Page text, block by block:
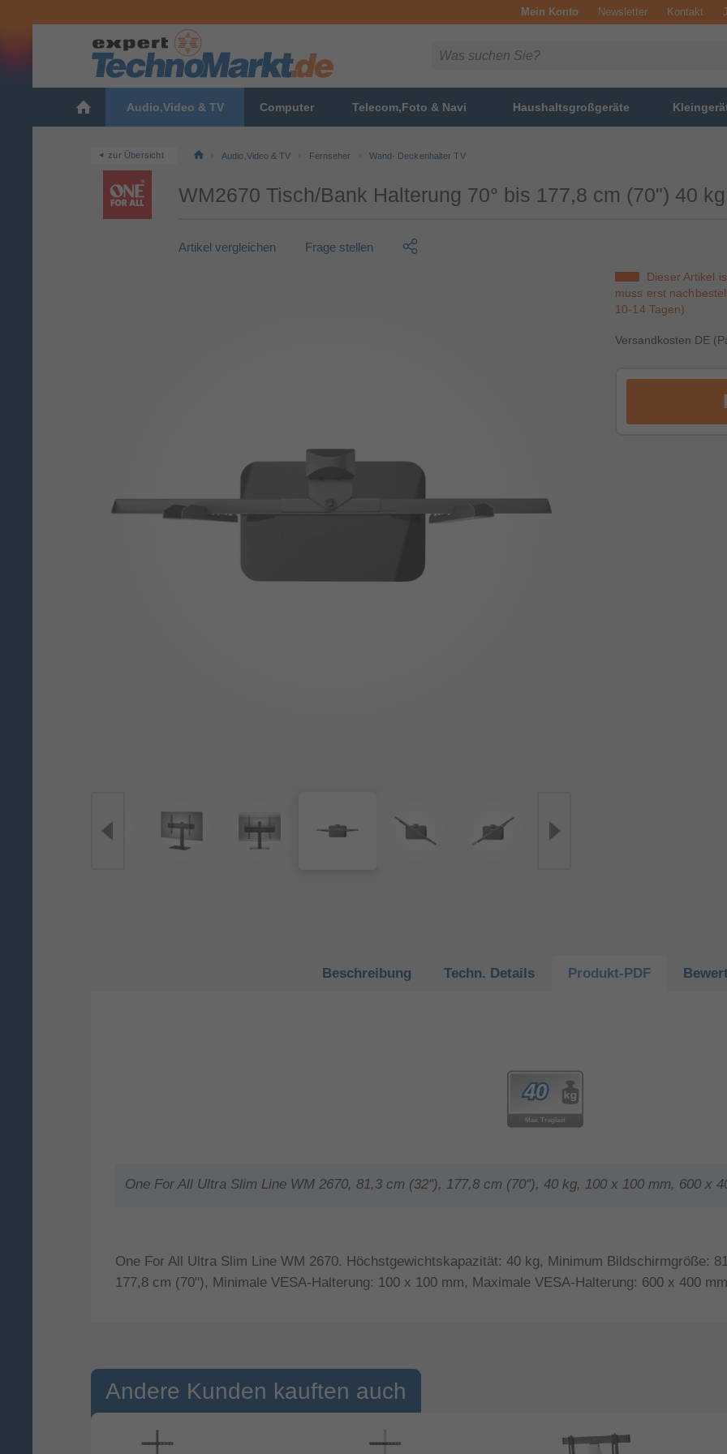
Mein Konto Newsletter Kontakt
Audio,Video & TV Computer Telecom,Foto & Navi Haushaltsgroßgeräte
zur Übersicht Audio,Video & TV Fernseher Wand- Deckenhalter TV
WM2670 Tisch/Bank Halterung 70° bis 177,8 cm (70") 40 kg
Artikel vergleichen Frage stellen
Dieser Artikel
muss erst
10-14 Tagen)
Versandkosten DE
Beschreibung Techn. Details Produkt-PDF
One For All Ultra Slim Line WM 2670, 81,3 cm (32"), 177,8 cm (70"), 40 kg, 100 x 100 mm, 600 x
One For All Ultra Slim Line WM 2670. Höchstgewichtskapazität: 40 kg, Minimum Bildschirmgröße:
177,8 cm (70"), Minimale VESA-Halterung: 100 x 100 mm, Maximale VESA-Halterung: 600 x 400
Andere Kunden kauften auch